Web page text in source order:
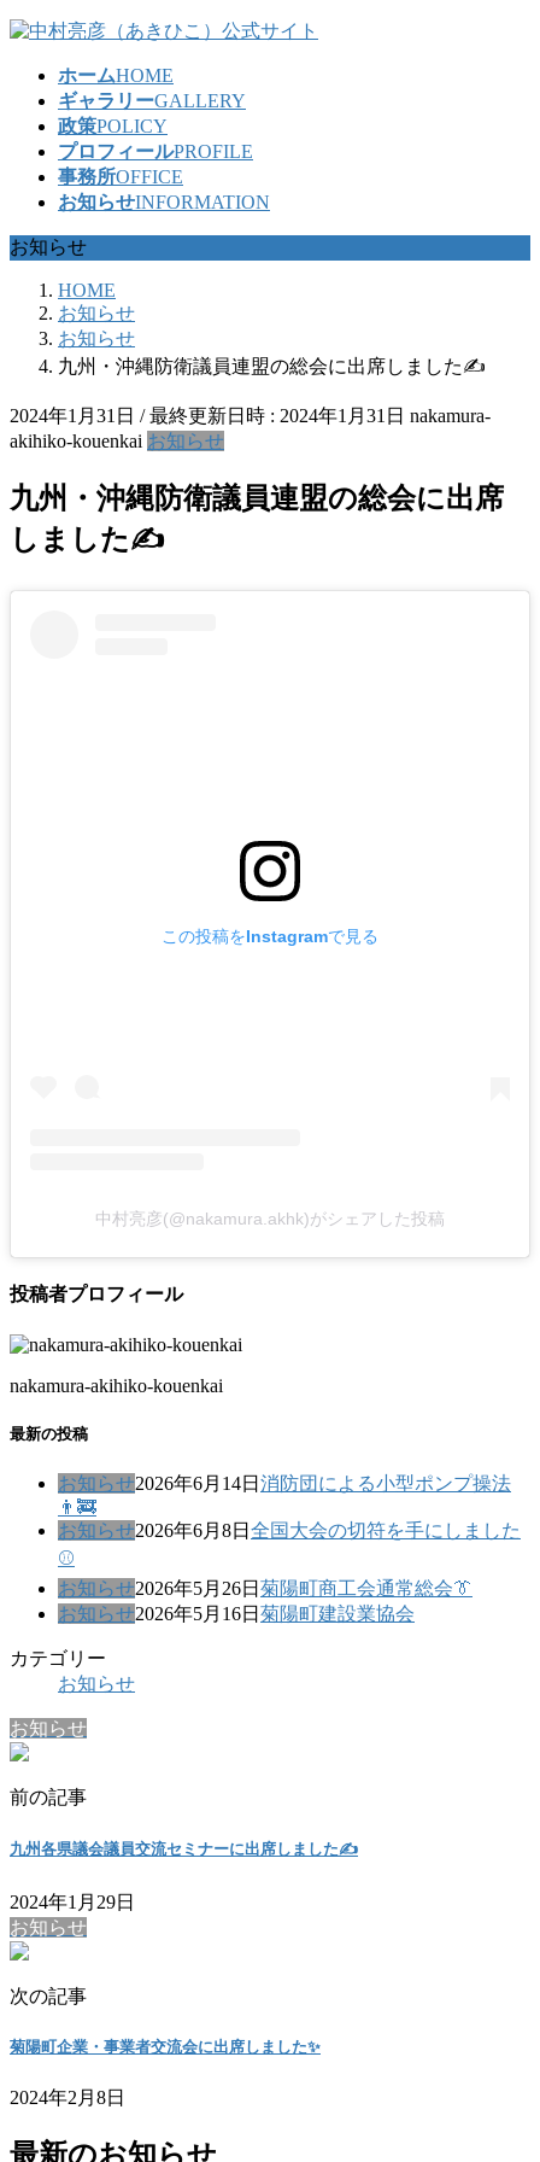
コ
ッ
プ
ナ
移
動
ホームHOME
ギャラリーGALLERY
政策POLICY
プロフィールPROFILE
事務所OFFICE
お知らせINFORMATION
お知らせ
HOME
お知らせ
お知らせ
九州・沖縄防衛議員連盟の総会に出席しました✍
2024年1月31日 / 最終更新日時 : 2024年1月31日 nakamura-
akihiko-kouenkai お知らせ
九州・沖縄防衛議員連盟の総会に出席
しました✍
この投稿をInstagramで見る
中村亮彦(@nakamura.akhk)がシェアした投稿
投稿者プロフィール
nakamura-akihiko-kouenkai
最新の投稿
お知らせ2026年6月14日 消防団による小型ポンプ操法
👨‍🚒
お知らせ2026年6月8日 全国大会の切符を手にしました
⚾
お知らせ2026年5月26日 菊陽町商工会通常総会👔
お知らせ2026年5月16日 菊陽町建設業協会
カテゴリー
お知らせ
お知らせ
前の記事
九州各県議会議員交流セミナーに出席しました✍️
2024年1月29日
お知らせ
次の記事
菊陽町企業・事業者交流会に出席しました✨
2024年2月8日
最新のお知らせ